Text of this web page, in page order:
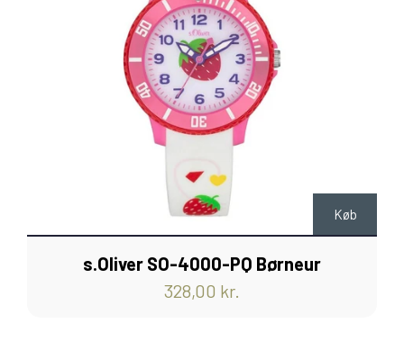
Køb
s.Oliver SO-4000-PQ Børneur
328,00 kr.